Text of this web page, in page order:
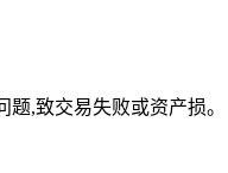
,致交易失败或资产损。